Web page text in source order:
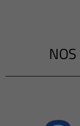
NOS